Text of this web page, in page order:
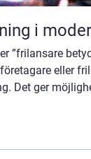
i
”frilansare
eller
Det ger